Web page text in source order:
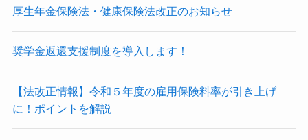
厚生年金保険法・健康保険法改正のお知らせ
奨学金返還支援制度を導入します！
【法改正情報】令和５年度の雇用保険料率が引き上げ
に！ポイントを解説